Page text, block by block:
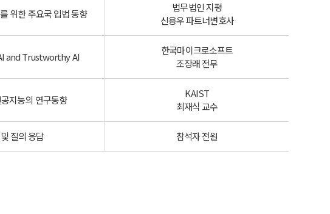
위한 주요국 입법 동향
법무법인 지평
신용우 파트너변호사
and Trustworthy AI
한국마이크로소프트
조장래 전무
지능의 연구동향
KAIST
최재식 교수
질의 응답 참석자 전원